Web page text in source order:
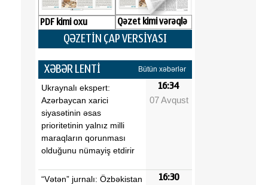
PDF kimi oxu Qəzet kimi vərəqlə
QƏZETİN ÇAP VERSİYASI
XƏBƏR LENTİ Bütün xəbərlər
Ukraynalı ekspert:
Azərbaycan xarici
siyasətinin əsas
prioritetinin yalnız milli
maraqların qorunması
olduğunu nümayiş etdirir
16:34
07 Avqust
“Vətən” jurnalı: Özbəkistan
16:30